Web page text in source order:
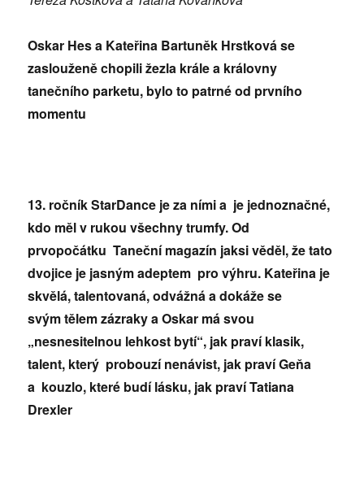
Oskar Hes a Kateřina Bartuněk Hrstková se
zaslouženě chopili žezla krále a královny
tanečního parketu, bylo to patrné od prvního
momentu
13. ročník StarDance je za ními a je jednoznačné,
kdo měl v rukou všechny trumfy. Od
prvopočátku Taneční magazín jaksi věděl, že tato
dvojice je jasným adeptem pro výhru. Kateřina je
skvělá, talentovaná, odvážná a dokáže se
svým tělem zázraky a Oskar má svou
„nesnesitelnou lehkost bytí“, jak praví klasik,
talent, který probouzí nenávist, jak praví Geňa
a kouzlo, které budí lásku, jak praví Tatiana
Drexler